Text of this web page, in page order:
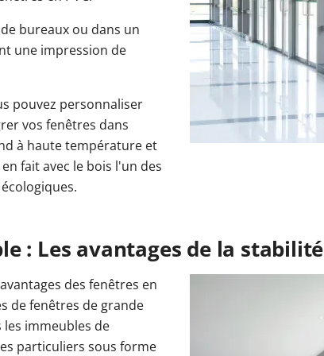
bureaux ou dans un
une impression de
pouvez personnaliser
vos fenêtres dans
à haute température et
fait avec le bois l'un des
: Les avantages de la stabilité
des fenêtres en
de fenêtres de grande
immeubles de
particuliers sous forme